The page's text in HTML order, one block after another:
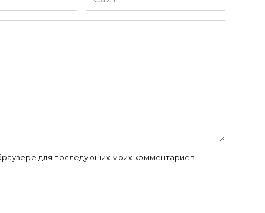
для последующих моих комментариев.